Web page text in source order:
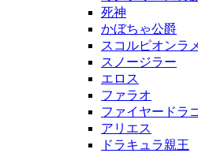
死神
かぼちゃ公爵
スコルピオンラ
スノージラー
エロス
ファラオ
ファイヤードラ
アリエス
ドラキュラ親王